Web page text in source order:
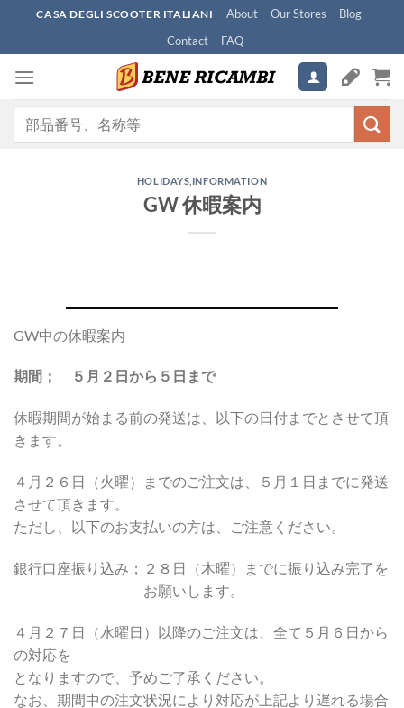
content
CASA DEGLI SCOOTER ITALIANI About Our Stores
Blog
Contact
FAQ
HOLIDAYS INFORMATION
GW 休暇案内
GW中の休暇案内
期間； ５月２日から５日まで
休暇期間が始まる前の発送は、以下の日付までとさせて頂
きます。
４月２６日（火曜）までのご注文は、５月１日までに発送
させて頂きます。
ただし、以下のお支払いの方は、ご注意ください。
銀行口座振り込み；２８日（木曜）までに振り込み完了を
お願いします。
４月２７日（水曜日）以降のご注文は、全て５月６日から
の対応を
となりますので、予めご了承ください。
なお、期間中の注文状況により対応が上記より遅れる場合